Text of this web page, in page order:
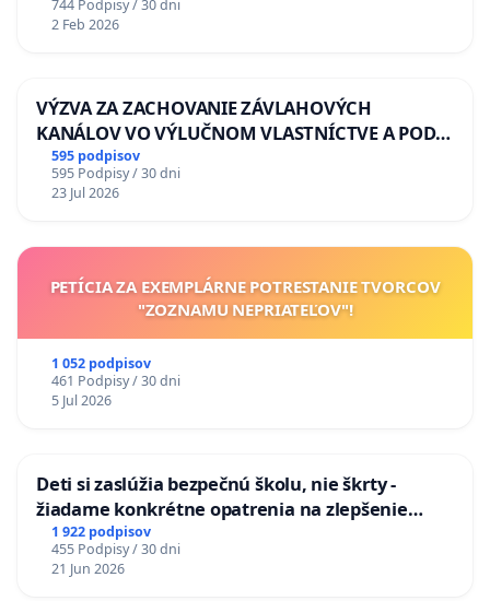
744 Podpisy / 30 dni
2 Feb 2026
VÝZVA ZA ZACHOVANIE ZÁVLAHOVÝCH
KANÁLOV VO VÝLUČNOM VLASTNÍCTVE A POD
KONTROLOU SLOVENSKEJ REPUBLIKY & žiadosť
na riešenie zanedbaného stavu závlahových a
odvodňovacích kanálov na Slovensku
595 podpisov
595 Podpisy / 30 dni
23 Jul 2026
PETÍCIA ZA EXEMPLÁRNE POTRESTANIE TVORCOV
"ZOZNAMU NEPRIATEĽOV"!
1 052 podpisov
461 Podpisy / 30 dni
5 Jul 2026
Deti si zaslúžia bezpečnú školu, nie škrty -
žiadame konkrétne opatrenia na zlepšenie
situácie v školstve
1 922 podpisov
455 Podpisy / 30 dni
21 Jun 2026